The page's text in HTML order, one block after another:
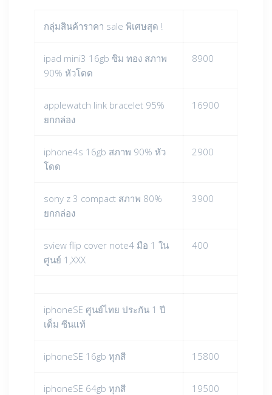
กลุ่มสินค้าราคา sale พิเศษสุด !
ipad mini3 16gb ซิม ทอง สภาพ
90% หัวโดด
8900
applewatch link bracelet 95%
ยกกล่อง
16900
iphone4s 16gb สภาพ 90% หัว
โดด
2900
sony z 3 compact สภาพ 80%
ยกกล่อง
3900
sview flip cover note4 มือ 1 ใน
ศูนย์ 1,XXX
400
iphoneSE ศูนย์ไทย ประกัน 1 ปี
เต็ม ซีนแท้
iphoneSE 16gb ทุกสี 15800
iphoneSE 64gb ทุกสี 19500